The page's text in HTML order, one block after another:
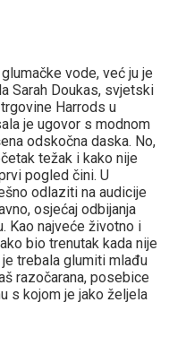
vode, već ju je
Sarah Doukas, svjetski
Harrods u
je ugovor s modnom
odskočna daska. No,
težak i kako nije
pogled čini. U
odlaziti na audicije
osjećaj odbijanja
Kao najveće životno i
bio trenutak kada nije
trebala glumiti mlađu
razočarana, posebice
s kojom je jako željela